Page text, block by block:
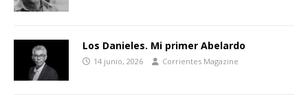
Los Danieles. Mi primer Abelardo
14 junio, 2026 Corrientes Magazine